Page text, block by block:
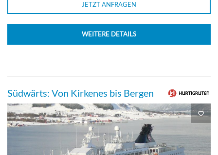
JETZT ANFRAGEN
WEITERE DETAILS
Südwärts: Von Kirkenes bis Bergen